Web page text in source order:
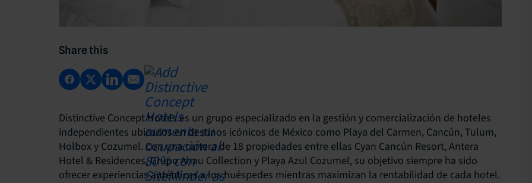
Share this
Distinctive Concept Hotels es un grupo especializado en la gestión y comercialización de hoteles
independientes ubicados en destinos icónicos de México como Playa del Carmen, Cancún, Tulum,
Holbox y Cozumel. Con una cartera de 18 propiedades entre ellas Cyan Cancún Resort, Antera
Hotel & Residences, Grupo Ahau Collection y Playa Azul Cozumel, su objetivo siempre ha sido
ofrecer experiencias auténticas a los huéspedes mientras maximizan la rentabilidad de cada hotel.